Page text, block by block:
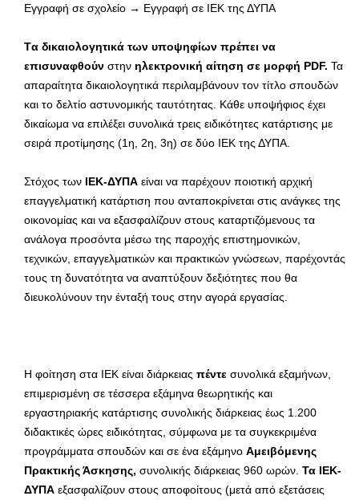
Εγγραφή σε σχολείο → Εγγραφή σε ΙΕΚ της ΔΥΠΑ
Tα δικαιολογητικά των υποψηφίων πρέπει να
επισυναφθούν στην ηλεκτρονική αίτηση σε μορφή PDF. Τα
απαραίτητα δικαιολογητικά περιλαμβάνουν τον τίτλο σπουδών
και το δελτίο αστυνομικής ταυτότητας. Κάθε υποψήφιος έχει
δικαίωμα να επιλέξει συνολικά τρεις ειδικότητες κατάρτισης με
σειρά προτίμησης (1η, 2η, 3η) σε δύο ΙΕΚ της ΔΥΠΑ.
Στόχος των ΙΕΚ-ΔΥΠΑ είναι να παρέχουν ποιοτική αρχική
επαγγελματική κατάρτιση που ανταποκρίνεται στις ανάγκες της
οικονομίας και να εξασφαλίζουν στους καταρτιζόμενους τα
ανάλογα προσόντα μέσω της παροχής επιστημονικών,
τεχνικών, επαγγελματικών και πρακτικών γνώσεων, παρέχοντάς
τους τη δυνατότητα να αναπτύξουν δεξιότητες που θα
διευκολύνουν την ένταξή τους στην αγορά εργασίας.
Η φοίτηση στα ΙΕΚ είναι διάρκειας πέντε συνολικά εξαμήνων,
επιμερισμένη σε τέσσερα εξάμηνα θεωρητικής και
εργαστηριακής κατάρτισης συνολικής διάρκειας έως 1.200
διδακτικές ώρες ειδικότητας, σύμφωνα με τα συγκεκριμένα
προγράμματα σπουδών και σε ένα εξάμηνο Αμειβόμενης
Πρακτικής Άσκησης, συνολικής διάρκειας 960 ωρών. Τα ΙΕΚ-
ΔΥΠΑ εξασφαλίζουν στους αποφοίτους (μετά από εξετάσεις